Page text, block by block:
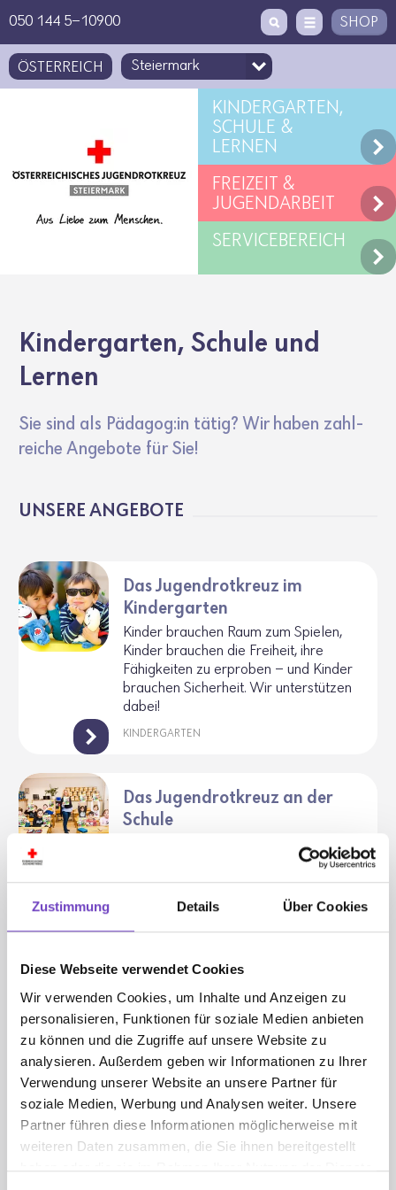
Zustimmung Details Über Cookies
Diese Webseite verwendet Cookies
Wir verwenden Cookies, um Inhalte und Anzeigen zu
personalisieren, Funktionen für soziale Medien anbieten
zu können und die Zugriffe auf unsere Website zu
analysieren. Außerdem geben wir Informationen zu Ihrer
Verwendung unserer Website an unsere Partner für
soziale Medien, Werbung und Analysen weiter. Unsere
Partner führen diese Informationen möglicherweise mit
weiteren Daten zusammen, die Sie ihnen bereitgestellt
haben oder die sie im Rahmen Ihrer Nutzung der Dienste
050 144 5-10900 SHOP
ÖSTERREICH
KINDERGARTEN,
SCHULE &
LERNEN
FREIZEIT &
JUGENDARBEIT
SERVICEBEREICH
Kinder­garten, Schule und
Lernen
Sie sind als Pädagog:in tätig? Wir haben zahl­
reiche Ange­bote für Sie!
UNSERE ANGE­BOTE
Das Jugendrotkreuz im
Kindergarten
Kinder brau­chen Raum zum Spielen,
Kinder brau­chen die Frei­heit, ihre
Fähig­keiten zu erproben – und Kinder
brau­chen Sicher­heit. Wir unter­stützen
dabei!
KINDERGARTEN
Das Jugendrotkreuz an der
Schule
Pädagogig:innen dabei die sozialen
Kompe­tenzen von Kindern und
Jugend­li­chen zu fördern. Finden Sie
Aktionen des Jugend­rot­kreuzes!
Lernangebote des
Jugendrotkreuzes
Wir unter­stützen beim Lesen und
Lernen.
LERNEN